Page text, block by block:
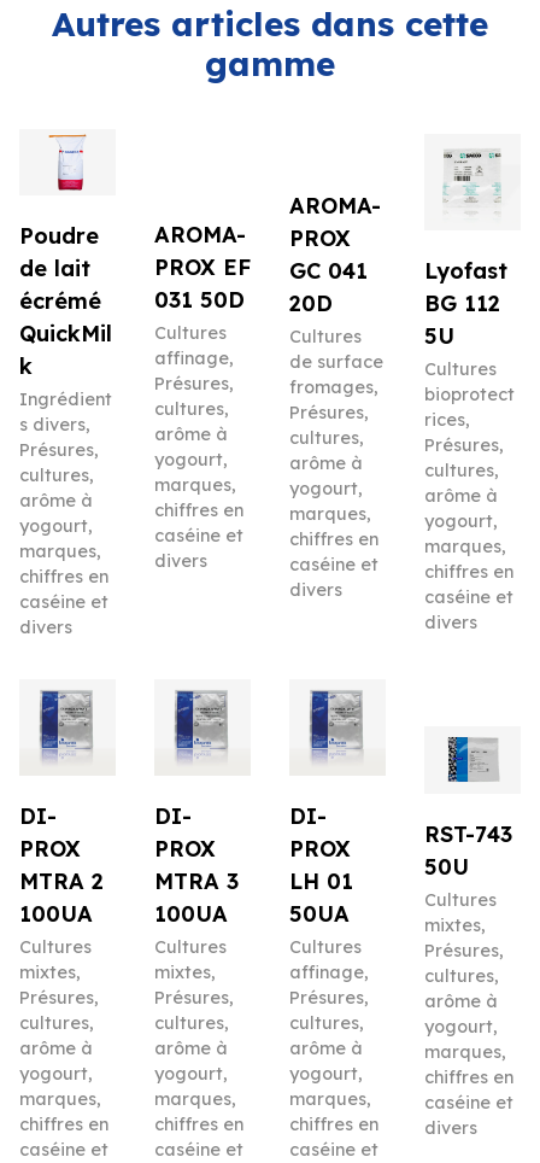
Autres articles dans cette
gamme
Poudre
de lait
écrémé
QuickMil
k
Ingrédient
s divers,
Présures,
cultures,
arôme à
yogourt,
marques,
chiffres en
caséine et
divers
AROMA-
PROX EF
031 50D
Cultures
affinage,
Présures,
cultures,
arôme à
yogourt,
marques,
chiffres en
caséine et
divers
AROMA-
PROX
GC 041
20D
Cultures
de surface
fromages,
Présures,
cultures,
arôme à
yogourt,
marques,
chiffres en
caséine et
divers
Lyofast
BG 112
5U
Cultures
bioprotect
rices,
Présures,
cultures,
arôme à
yogourt,
marques,
chiffres en
caséine et
divers
DI-
PROX
MTRA 2
100UA
Cultures
mixtes,
Présures,
cultures,
arôme à
yogourt,
marques,
chiffres en
caséine et
DI-
PROX
MTRA 3
100UA
Cultures
mixtes,
Présures,
cultures,
arôme à
yogourt,
marques,
chiffres en
caséine et
DI-
PROX
LH 01
50UA
Cultures
affinage,
Présures,
cultures,
arôme à
yogourt,
marques,
chiffres en
caséine et
RST-743
50U
Cultures
mixtes,
Présures,
cultures,
arôme à
yogourt,
marques,
chiffres en
caséine et
divers